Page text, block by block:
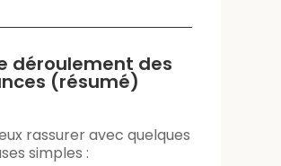
déroulement des
(résumé)
rassurer avec quelques
simples :